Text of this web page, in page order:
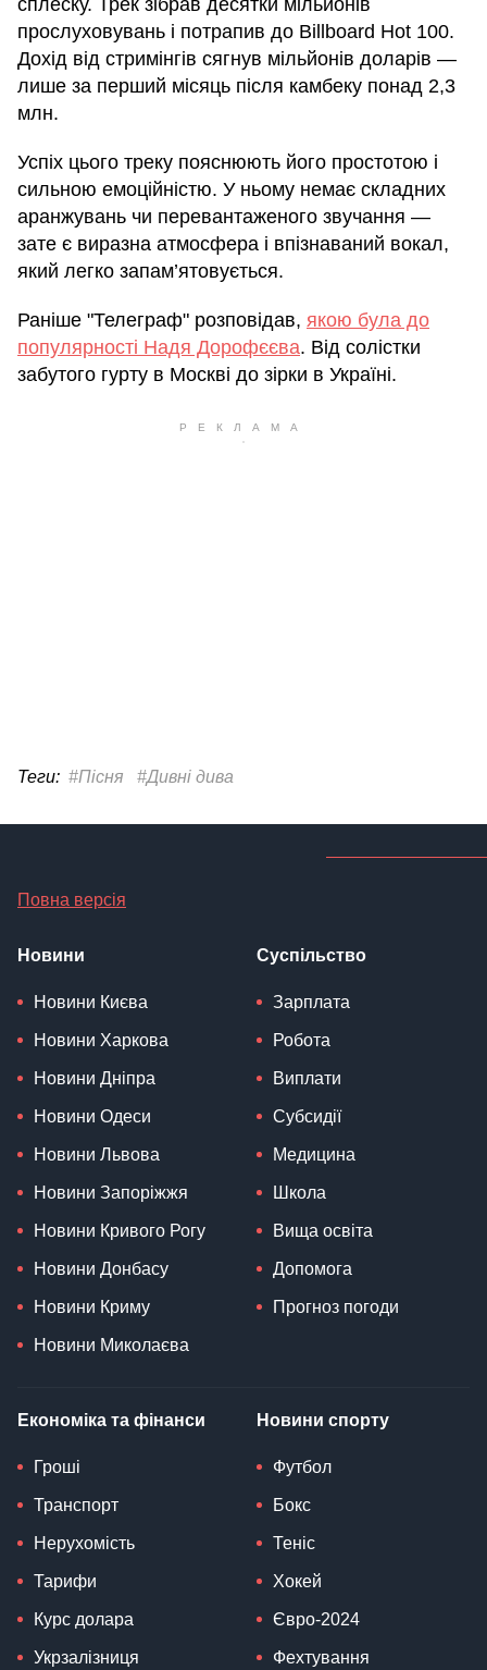
сплеску. Трек зібрав десятки мільйонів
прослуховувань і потрапив до Billboard Hot 100.
Дохід від стримінгів сягнув мільйонів доларів —
лише за перший місяць після камбеку понад 2,3
млн.
Успіх цього треку пояснюють його простотою і
сильною емоційністю. У ньому немає складних
аранжувань чи перевантаженого звучання —
зате є виразна атмосфера і впізнаваний вокал,
який легко запам’ятовується.
Раніше "Телеграф" розповідав, якою була до
популярності Надя Дорофєєва. Від солістки
забутого гурту в Москві до зірки в Україні.
Теги: #Пісня #Дивні дива
Повна версія
Новини
Новини Києва
Новини Харкова
Новини Дніпра
Новини Одеси
Новини Львова
Новини Запоріжжя
Новини Кривого Рогу
Новини Донбасу
Новини Криму
Новини Миколаєва
Суспільство
Зарплата
Робота
Виплати
Субсидії
Медицина
Школа
Вища освіта
Допомога
Прогноз погоди
Економіка та фінанси
Гроші
Транспорт
Нерухомість
Тарифи
Курс долара
Укрзалізниця
Новини спорту
Футбол
Бокс
Теніс
Хокей
Євро-2024
Фехтування